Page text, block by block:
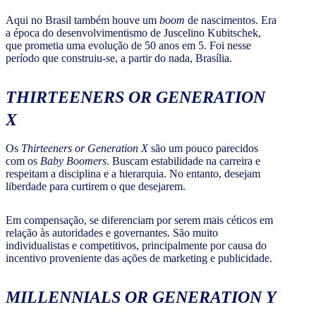
Aqui no Brasil também houve um boom de nascimentos. Era
a época do desenvolvimentismo de Juscelino Kubitschek,
que prometia uma evolução de 50 anos em 5. Foi nesse
período que construiu-se, a partir do nada, Brasília.
THIRTEENERS OR GENERATION
X
Os Thirteeners or Generation Xsão um pouco parecidos
com os Baby Boomers. Buscam estabilidade na carreira e
respeitam a disciplina e a hierarquia. No entanto, desejam
liberdade para curtirem o que desejarem.
Em compensação, se diferenciam por serem mais céticos em
relação às autoridades e governantes. São muito
individualistas e competitivos, principalmente por causa do
incentivo proveniente das ações de marketing e publicidade.
MILLENNIALS OR GENERATION Y